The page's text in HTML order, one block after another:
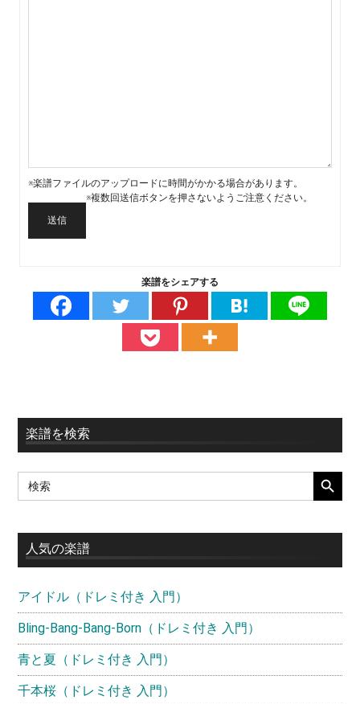
※楽譜ファイルのアップロードに時間がかかる場合があります。
※複数回送信ボタンを押さないようご注意ください。
送信
楽譜をシェアする
最
初
の
イ
ド
バ
ー
楽譜を検索
Search
for:
SEARCH
人気の楽譜
アイドル（ドレミ付き 入門）
Bling-Bang-Bang-Born（ドレミ付き 入門）
青と夏（ドレミ付き 入門）
千本桜（ドレミ付き 入門）